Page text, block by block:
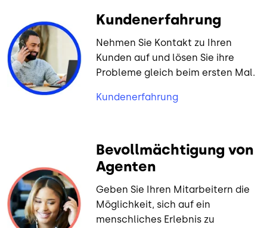
Kundenerfahrung
Nehmen Sie Kontakt zu Ihren
Kunden auf und lösen Sie ihre
Probleme gleich beim ersten Mal.
Kundenerfahrung
Bevollmächtigung von
Agenten
Geben Sie Ihren Mitarbeitern die
Möglichkeit, sich auf ein
menschliches Erlebnis zu